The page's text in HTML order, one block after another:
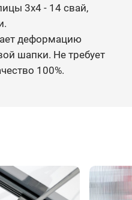
3х4 - 14 свай,
деформацию
шапки. Не требует
100%.